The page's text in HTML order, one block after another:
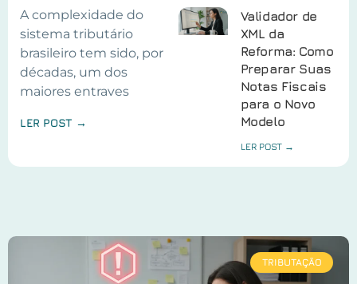
A complexidade do
sistema tributário
brasileiro tem sido, por
décadas, um dos
maiores entraves
LER POST →
Validador de
XML da
Reforma: Como
Preparar Suas
Notas Fiscais
para o Novo
Modelo
LER POST →
TRIBUTAÇÃO